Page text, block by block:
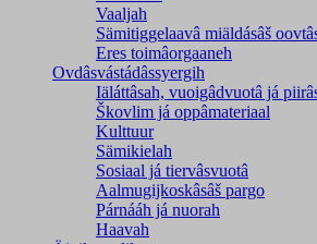
Vaaljah
Sämitiggelaavâ miäldásâš
Eres toimâorgaaneh
Ovdâsvástádâssyergih
Iäláttâsah, vuoigâdvuotâ já
Škovlim já oppâmateriaal
Kulttuur
Sämikielah
Sosiaal já tiervâsvuotâ
Aalmugijkoskâsâš pargo
Párnááh já nuorah
Haavah